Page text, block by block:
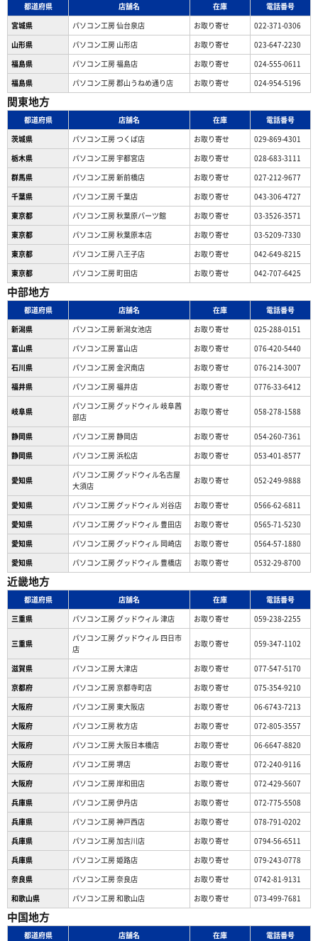
都道府県 店舗名 在庫
電話番号
宮城県
パソコン工房 仙台泉店 お取り寄せ
022-371-0306
山形県
パソコン工房 山形店 お取り寄せ
023-647-2230
福島県
パソコン工房 福島店 お取り寄せ
024-555-0611
福島県
パソコン工房 郡山うねめ通り店 お取り寄せ 024-954-5196
関東地方
都道府県 店舗名 在庫
電話番号
茨城県
パソコン工房 つくば店 お取り寄せ
029-869-4301
栃木県
パソコン工房 宇都宮店 お取り寄せ
028-683-3111
群馬県
パソコン工房 新前橋店 お取り寄せ
027-212-9677
千葉県
パソコン工房 千葉店 お取り寄せ
043-306-4727
東京都
パソコン工房 秋葉原パーツ館 お取り寄せ
03-3526-3571
東京都
パソコン工房 秋葉原本店 お取り寄せ
03-5209-7330
東京都
パソコン工房 八王子店 お取り寄せ
042-649-8215
東京都
パソコン工房 町田店 お取り寄せ 042-707-6425
中部地方
都道府県 店舗名 在庫
電話番号
新潟県
パソコン工房 新潟女池店 お取り寄せ
025-288-0151
富山県
パソコン工房 富山店 お取り寄せ
076-420-5440
石川県
パソコン工房 金沢南店 お取り寄せ
076-214-3007
福井県
パソコン工房 福井店 お取り寄せ 0776-33-6412
岐阜県
パソコン工房 グッドウィル 岐阜茜
部店
お取り寄せ 058-278-1588
静岡県 パソコン工房 静岡店 お取り寄せ
054-260-7361
静岡県
パソコン工房 浜松店 お取り寄せ 053-401-8577
愛知県
パソコン工房 グッドウィル名古屋
大須店
お取り寄せ 052-249-9888
愛知県 パソコン工房 グッドウィル 刈谷店 お取り寄せ
0566-62-6811
愛知県
パソコン工房 グッドウィル 豊田店 お取り寄せ
0565-71-5230
愛知県
パソコン工房 グッドウィル 岡崎店 お取り寄せ
0564-57-1880
愛知県
パソコン工房 グッドウィル 豊橋店 お取り寄せ 0532-29-8700
近畿地方
都道府県 店舗名 在庫
電話番号
三重県
パソコン工房 グッドウィル 津店 お取り寄せ 059-238-2255
三重県
パソコン工房 グッドウィル 四日市
店
お取り寄せ 059-347-1102
滋賀県 パソコン工房 大津店 お取り寄せ
077-547-5170
京都府
パソコン工房 京都寺町店 お取り寄せ
075-354-9210
大阪府
パソコン工房 東大阪店 お取り寄せ
06-6743-7213
大阪府
パソコン工房 枚方店 お取り寄せ
072-805-3557
大阪府
パソコン工房 大阪日本橋店 お取り寄せ
06-6647-8820
大阪府
パソコン工房 堺店 お取り寄せ
072-240-9116
大阪府
パソコン工房 岸和田店 お取り寄せ
072-429-5607
兵庫県
パソコン工房 伊丹店 お取り寄せ
072-775-5508
兵庫県
パソコン工房 神戸西店 お取り寄せ
078-791-0202
兵庫県
パソコン工房 加古川店 お取り寄せ
0794-56-6511
兵庫県
パソコン工房 姫路店 お取り寄せ
079-243-0778
奈良県
パソコン工房 奈良店 お取り寄せ
0742-81-9131
和歌山県
パソコン工房 和歌山店 お取り寄せ 073-499-7681
中国地方
都道府県 店舗名 在庫
電話番号